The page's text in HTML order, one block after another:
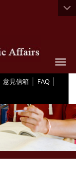
意見信箱 | FAQ |